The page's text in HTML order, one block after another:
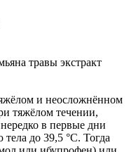
травы экстракт
и неосложнённом
тяжёлом течении,
в первые дни
до 39,5 °С. Тогда